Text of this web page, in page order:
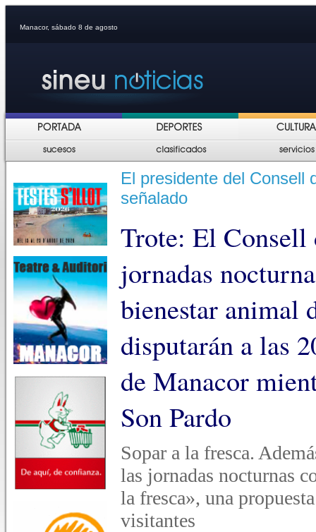
Manacor, sábado 8 de agosto
El presidente del Consell
señalado
Trote: El Consell
jornadas
bienestar animal
disputarán a las
de Manacor
Son Pardo
Sopar a la fresca.
las jornadas nocturnas
la fresca», una
visitantes